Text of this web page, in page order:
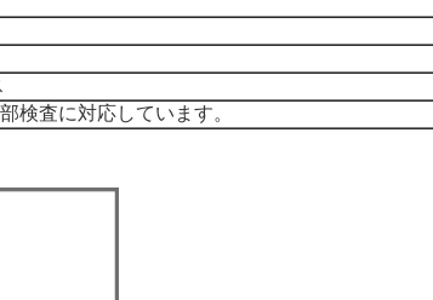
検査に対応しています。